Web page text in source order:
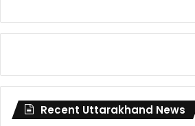
Recent Uttarakhand News